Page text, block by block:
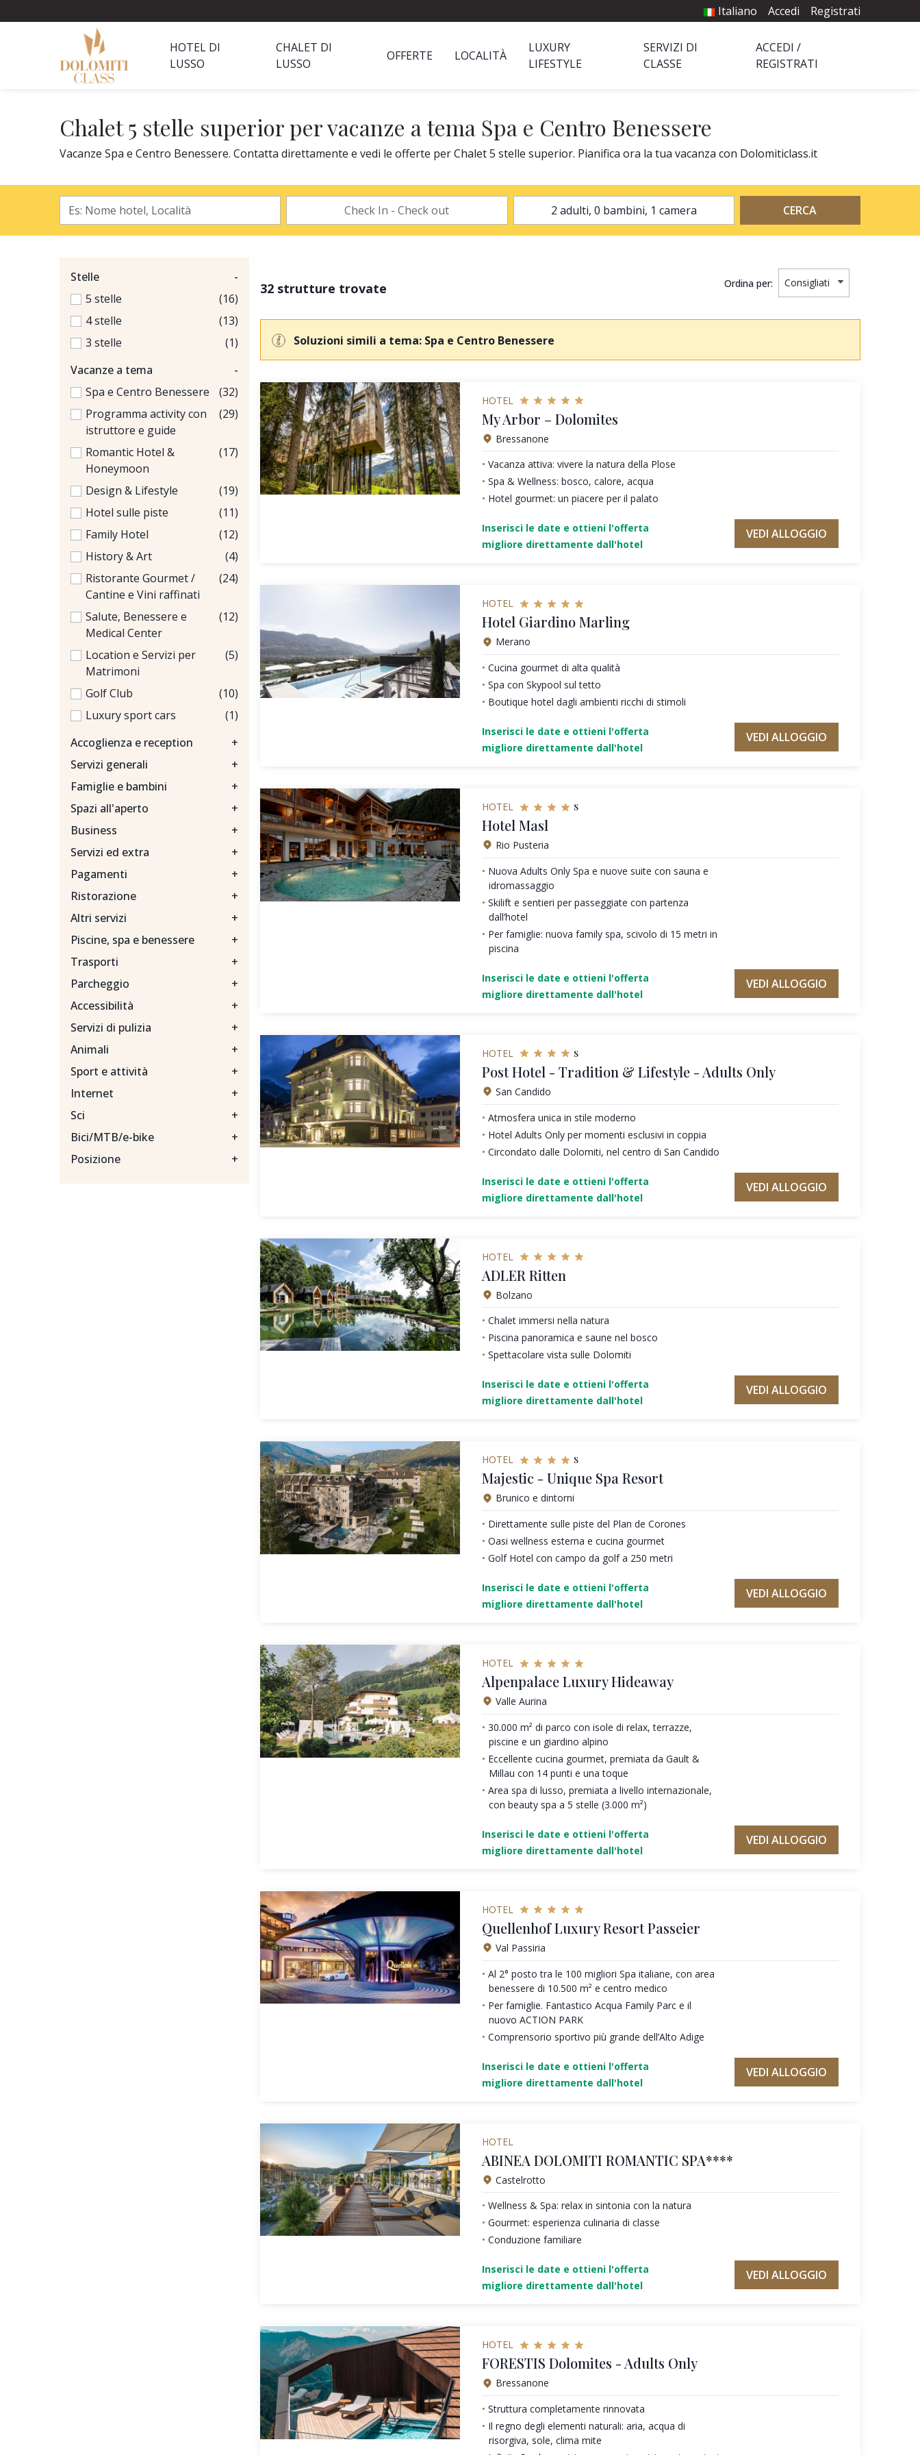
Italiano Accedi Registrati
HOTEL DI
LUSSO
CHALET DI
LUSSO
OFFERTE LOCALITÀ
LUXURY
LIFESTYLE
SERVIZI DI
CLASSE
ACCEDI /
REGISTRATI
Chalet 5 stelle superior per vacanze a tema Spa e Centro Benessere
Vacanze Spa e Centro Benessere. Contatta direttamente e vedi le offerte per Chalet 5 stelle superior. Pianifica ora la tua vacanza con Dolomiticlass.it
2 adulti, 0 bambini, 1 camera CERCA
Stelle
-
5 stelle
(16)
4 stelle
(13)
3 stelle
(1)
Vacanze a tema
-
Spa e Centro Benessere
(32)
Programma activity con
istruttore e guide
(29)
Romantic Hotel &
Honeymoon
(17)
Design & Lifestyle
(19)
Hotel sulle piste
(11)
Family Hotel
(12)
History & Art
(4)
Ristorante Gourmet /
Cantine e Vini raffinati
(24)
Salute, Benessere e
Medical Center
(12)
Location e Servizi per
Matrimoni
(5)
Golf Club
(10)
Luxury sport cars
(1)
Accoglienza e reception
+
Servizi generali
+
Famiglie e bambini
+
Spazi all'aperto
+
Business
+
Servizi ed extra
+
Pagamenti
+
Ristorazione
+
Altri servizi
+
Piscine, spa e benessere
+
Trasporti
+
Parcheggio
+
Accessibilità
+
Servizi di pulizia
+
Animali
+
Sport e attività
+
Internet
+
Sci
+
Bici/MTB/e-bike
+
Posizione
+
32 strutture trovate Ordina per:
Soluzioni simili a tema: Spa e Centro Benessere
HOTEL
My Arbor – Dolomites
Bressanone
Vacanza attiva: vivere la natura della Plose
Spa & Wellness: bosco, calore, acqua
Hotel gourmet: un piacere per il palato
Inserisci le date e ottieni l'offerta
migliore direttamente dall'hotel
VEDI ALLOGGIO
HOTEL
Hotel Giardino Marling
Merano
Cucina gourmet di alta qualità
Spa con Skypool sul tetto
Boutique hotel dagli ambienti ricchi di stimoli
Inserisci le date e ottieni l'offerta
migliore direttamente dall'hotel
VEDI ALLOGGIO
HOTEL s
Hotel Masl
Rio Pusteria
Nuova Adults Only Spa e nuove suite con sauna e
idromassaggio
Skilift e sentieri per passeggiate con partenza
dall’hotel
Per famiglie: nuova family spa, scivolo di 15 metri in
piscina
Inserisci le date e ottieni l'offerta
migliore direttamente dall'hotel
VEDI ALLOGGIO
HOTEL s
Post Hotel - Tradition & Lifestyle - Adults Only
San Candido
Atmosfera unica in stile moderno
Hotel Adults Only per momenti esclusivi in coppia
Circondato dalle Dolomiti, nel centro di San Candido
Inserisci le date e ottieni l'offerta
migliore direttamente dall'hotel
VEDI ALLOGGIO
HOTEL
ADLER Ritten
Bolzano
Chalet immersi nella natura
Piscina panoramica e saune nel bosco
Spettacolare vista sulle Dolomiti
Inserisci le date e ottieni l'offerta
migliore direttamente dall'hotel
VEDI ALLOGGIO
HOTEL s
Majestic - Unique Spa Resort
Brunico e dintorni
Direttamente sulle piste del Plan de Corones
Oasi wellness esterna e cucina gourmet
Golf Hotel con campo da golf a 250 metri
Inserisci le date e ottieni l'offerta
migliore direttamente dall'hotel
VEDI ALLOGGIO
HOTEL
Alpenpalace Luxury Hideaway
Valle Aurina
30.000 m² di parco con isole di relax, terrazze,
piscine e un giardino alpino
Eccellente cucina gourmet, premiata da Gault &
Millau con 14 punti e una toque
Area spa di lusso, premiata a livello internazionale,
con beauty spa a 5 stelle (3.000 m²)
Inserisci le date e ottieni l'offerta
migliore direttamente dall'hotel
VEDI ALLOGGIO
HOTEL
Quellenhof Luxury Resort Passeier
Val Passiria
Al 2° posto tra le 100 migliori Spa italiane, con area
benessere di 10.500 m² e centro medico
Per famiglie. Fantastico Acqua Family Parc e il
nuovo ACTION PARK
Comprensorio sportivo più grande dell’Alto Adige
Inserisci le date e ottieni l'offerta
migliore direttamente dall'hotel
VEDI ALLOGGIO
HOTEL
ABINEA DOLOMITI ROMANTIC SPA****
Castelrotto
Wellness & Spa: relax in sintonia con la natura
Gourmet: esperienza culinaria di classe
Conduzione familiare
Inserisci le date e ottieni l'offerta
migliore direttamente dall'hotel
VEDI ALLOGGIO
HOTEL
FORESTIS Dolomites - Adults Only
Bressanone
Struttura completamente rinnovata
Il regno degli elementi naturali: aria, acqua di
risorgiva, sole, clima mite